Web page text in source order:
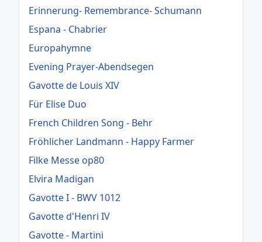
Erinnerung- Remembrance- Schumann
Espana - Chabrier
Europahymne
Evening Prayer-Abendsegen
Gavotte de Louis XIV
Für Elise Duo
French Children Song - Behr
Fröhlicher Landmann - Happy Farmer
Filke Messe op80
Elvira Madigan
Gavotte I - BWV 1012
Gavotte d'Henri IV
Gavotte - Martini